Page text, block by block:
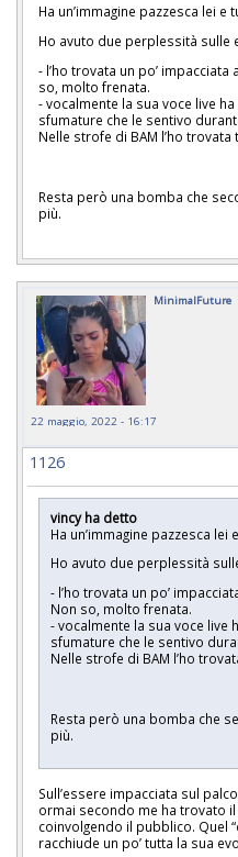
Ha un’immagine pazzesca lei
Ho avuto due perplessità sulle
- l’ho trovata un po’
so, molto frenata.
- vocalmente la sua voce live
sfumature che le sentivo
Nelle strofe di BAM l’ho trovata
Resta però una bomba che
più.
MinimalFuture
22 maggio, 2022 - 16:17
1126
vincy ha detto
Ha un’immagine pazzesca
Ho avuto due perplessità
- l’ho trovata un po’
Non so, molto frenata.
- vocalmente la sua voce live
sfumature che le sentivo
Nelle strofe di BAM l’ho
Resta però una bomba che
più.
Sull’essere impacciata sul
ormai secondo me ha trovato
coinvolgendo il pubblico. Quel
racchiude un po’ tutta la sua